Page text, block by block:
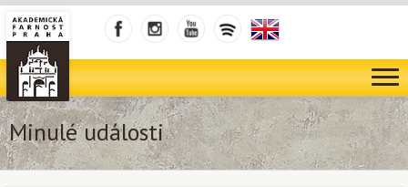
Minulé události